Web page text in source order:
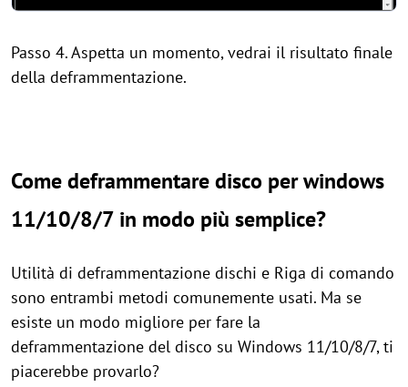
Passo 4. Aspetta un momento, vedrai il risultato finale
della deframmentazione.
Come deframmentare disco per windows
11/10/8/7 in modo più semplice?
Utilità di deframmentazione dischi e Riga di comando
sono entrambi metodi comunemente usati. Ma se
esiste un modo migliore per fare la
deframmentazione del disco su Windows 11/10/8/7, ti
piacerebbe provarlo?